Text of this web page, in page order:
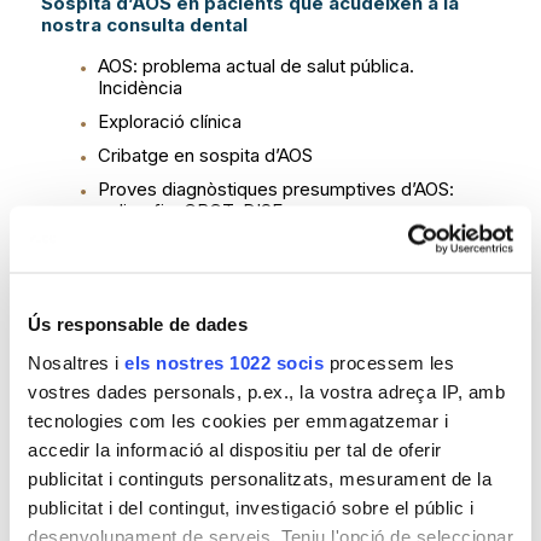
Ús responsable de dades
Nosaltres i els nostres 1022 socis processem les
vostres dades personals, p.ex., la vostra adreça IP, amb
tecnologies com les cookies per emmagatzemar i
accedir la informació al dispositiu per tal de oferir
publicitat i continguts personalitzats, mesurament de la
publicitat i del contingut, investigació sobre el públic i
desenvolupament de serveis. Teniu l'opció de seleccionar
nostra consulta dental
AOS: problema actual de salut pública.
Incidència
Exploració clínica
Cribatge en sospita d’AOS
Proves diagnòstiques presumptives d’AOS:
poligrafia, CBCT, DISE
Tractaments odontològics que beneficien el
pacient amb AOS i/o ronc
De contingut (teixits tous)
Làser de bioestimulació, no quirúrgic. Erbi YAG
mode Smooth/LP
Augment de dimensió vertical
Dispositius intraorals